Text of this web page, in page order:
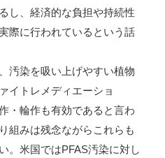
し、経済的な負担や持続性
際に行われているという話
汚染を吸い上げやすい植物
イトレメディエーショ
・輪作も有効であると言わ
組みは残念ながらこれらも
。米国ではPFAS汚染に対し